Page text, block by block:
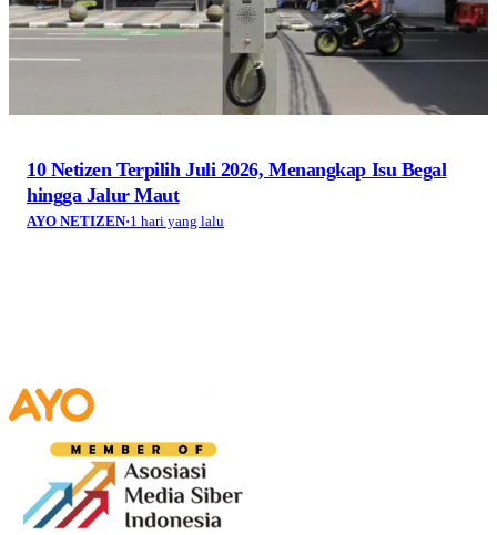
10 Netizen Terpilih Juli 2026, Menangkap Isu Begal
hingga Jalur Maut
AYO NETIZEN·1 hari yang lalu